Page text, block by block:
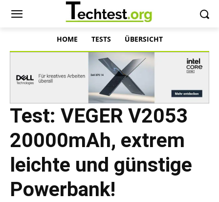
HOME TESTS ÜBERSICHT
Test: VEGER V2053
20000mAh, extrem
leichte und günstige
Powerbank!